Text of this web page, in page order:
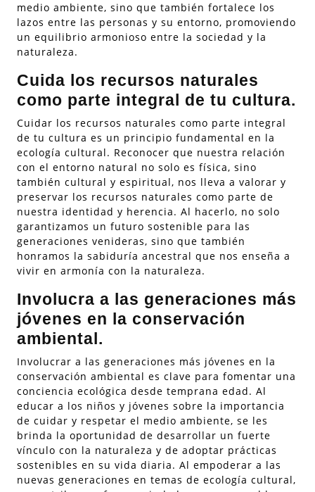
medio ambiente, sino que también fortalece los
lazos entre las personas y su entorno, promoviendo
un equilibrio armonioso entre la sociedad y la
naturaleza.
Cuida los recursos naturales
como parte integral de tu cultura.
Cuidar los recursos naturales como parte integral
de tu cultura es un principio fundamental en la
ecología cultural. Reconocer que nuestra relación
con el entorno natural no solo es física, sino
también cultural y espiritual, nos lleva a valorar y
preservar los recursos naturales como parte de
nuestra identidad y herencia. Al hacerlo, no solo
garantizamos un futuro sostenible para las
generaciones venideras, sino que también
honramos la sabiduría ancestral que nos enseña a
vivir en armonía con la naturaleza.
Involucra a las generaciones más
jóvenes en la conservación
ambiental.
Involucrar a las generaciones más jóvenes en la
conservación ambiental es clave para fomentar una
conciencia ecológica desde temprana edad. Al
educar a los niños y jóvenes sobre la importancia
de cuidar y respetar el medio ambiente, se les
brinda la oportunidad de desarrollar un fuerte
vínculo con la naturaleza y de adoptar prácticas
sostenibles en su vida diaria. Al empoderar a las
nuevas generaciones en temas de ecología cultural,